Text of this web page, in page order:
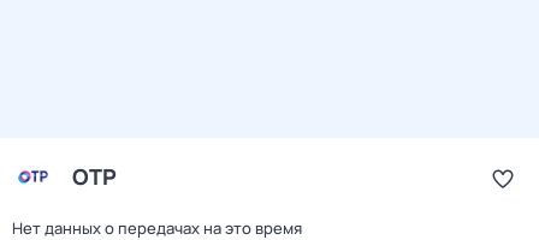
ОТР
Нет данных о передачах на это время